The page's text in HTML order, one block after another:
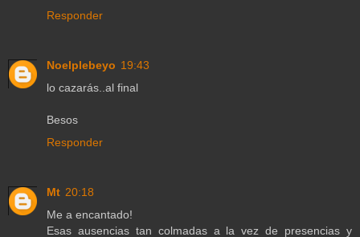
Responder
Noelplebeyo 19:43
lo cazarás..al final
Besos
Responder
Mt 20:18
Me a encantado!
Esas ausencias tan colmadas a la vez de presencias y